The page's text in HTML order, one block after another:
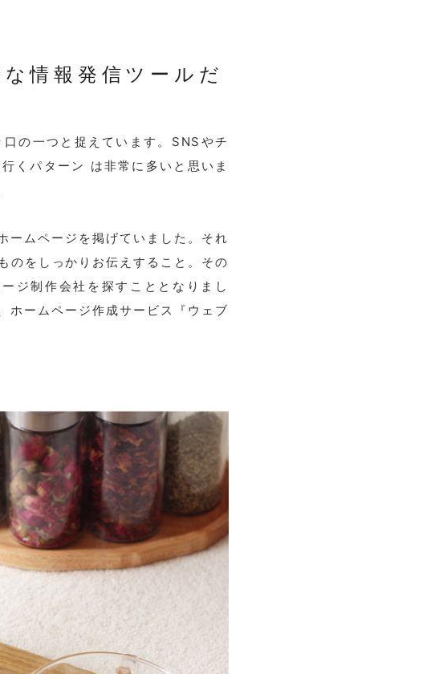
情報発信ツールだ
の一つと捉えています。SNSやチ
くパターン は非常に多いと思いま
ムページを掲げていました。 それ
をしっかりお伝えすること。 その
ジ制作会社を探すこととなりまし
ホームページ作成サービス『ウェブ